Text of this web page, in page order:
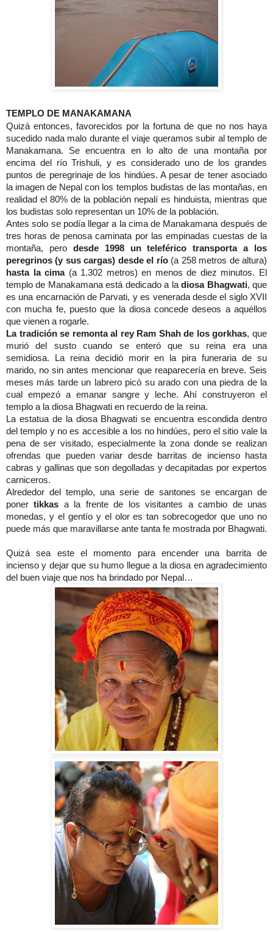
TEMPLO DE MANAKAMANA
Quizá entonces, favorecidos por la fortuna de que no nos haya
sucedido nada malo durante el viaje queramos subir al templo de
Manakamana. Se encuentra en lo alto de una montaña por
encima del río Trishuli, y es considerado uno de los grandes
puntos de peregrinaje de los hindúes. A pesar de tener asociado
la imagen de Nepal con los templos budistas de las montañas, en
realidad el 80% de la población nepalí es hinduista, mientras que
los budistas solo representan un 10% de la población.
Antes solo se podía llegar a la cima de Manakamana después de
tres horas de penosa caminata por las empinadas cuestas de la
montaña, pero desde 1998 un teleférico transporta a los
peregrinos (y sus cargas) desde el río (a 258 metros de altura)
hasta la cima(a 1.302 metros) en menos de diez minutos. El
templo de Manakamana está dedicado a ladiosa Bhagwati, que
es una encarnación de Parvati, y es venerada desde el siglo XVII
con mucha fe, puesto que la diosa concede deseos a aquéllos
que vienen a rogarle.
La tradición se remonta al rey Ram Shah de los gorkhas, que
murió del susto cuando se enteró que su reina era una
semidiosa. La reina decidió morir en la pira funeraria de su
marido, no sin antes mencionar que reaparecería en breve. Seis
meses más tarde un labrero picó su arado con una piedra de la
cual empezó a emanar sangre y leche. Ahí construyeron el
templo a la diosa Bhagwati en recuerdo de la reina.
La estatua de la diosa Bhagwati se encuentra escondida dentro
del templo y no es accesible a los no hindúes, pero el sitio vale la
pena de ser visitado, especialmente la zona donde se realizan
ofrendas que pueden variar desde barritas de incienso hasta
cabras y gallinas que son degolladas y decapitadas por expertos
carniceros.
Alrededor del templo, una serie de santones se encargan de
ponertikkas a la frente de los visitantes a cambio de unas
monedas, y el gentío y el olor es tan sobrecogedor que uno no
puede más que maravillarse ante tanta fe mostrada por Bhagwati.
Quizá sea este el momento para encender una barrita de
incienso y dejar que su humo llegue a la diosa en agradecimiento
del buen viaje que nos ha brindado por Nepal…